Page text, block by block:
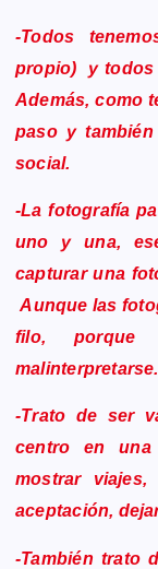
-Todos
propio) y todos
Además, como
paso y
social.
-La fotografía
uno y una,
capturar una
Aunque las
filo,
malinterpretarse.
-Trato de ser
centro en una
mostrar
aceptación,
-También trato